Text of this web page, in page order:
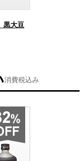
黒大豆
消費税込み